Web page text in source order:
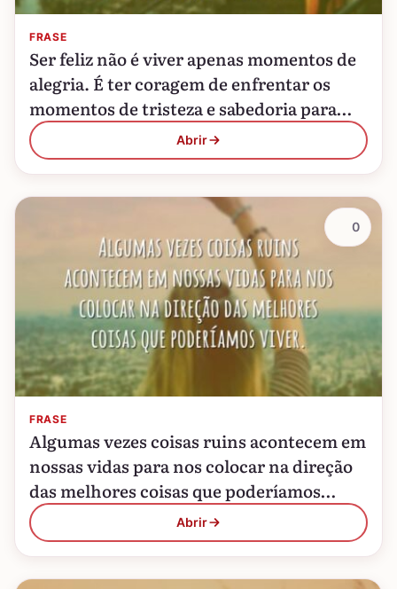
FRASE
Ser feliz não é viver apenas momentos de
alegria. É ter coragem de enfrentar os
momentos de tristeza e sabedoria para
transformar os problemas em
aprendizado.
Abrir
FRASE
Algumas vezes coisas ruins acontecem em
nossas vidas para nos colocar na direção
das melhores coisas que poderíamos
viver.
Abrir
0